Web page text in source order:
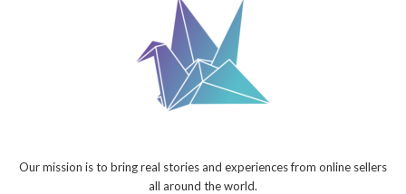
Our mission is to bring real stories and experiences from online sellers
all around the world.